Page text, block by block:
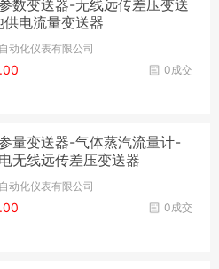
数变送器-无线远传差压变送
电流量变送器
动化仪表有限公司
0成交
量变送器-气体蒸汽流量计-
无线远传差压变送器
动化仪表有限公司
0成交